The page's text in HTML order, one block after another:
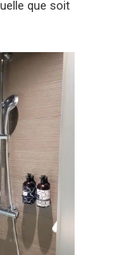
que soit